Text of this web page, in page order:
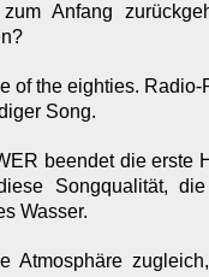
Anfang
of the eighties. Radio-
Song.
beendet die erste
Songqualität,
Wasser.
Atmosphäre